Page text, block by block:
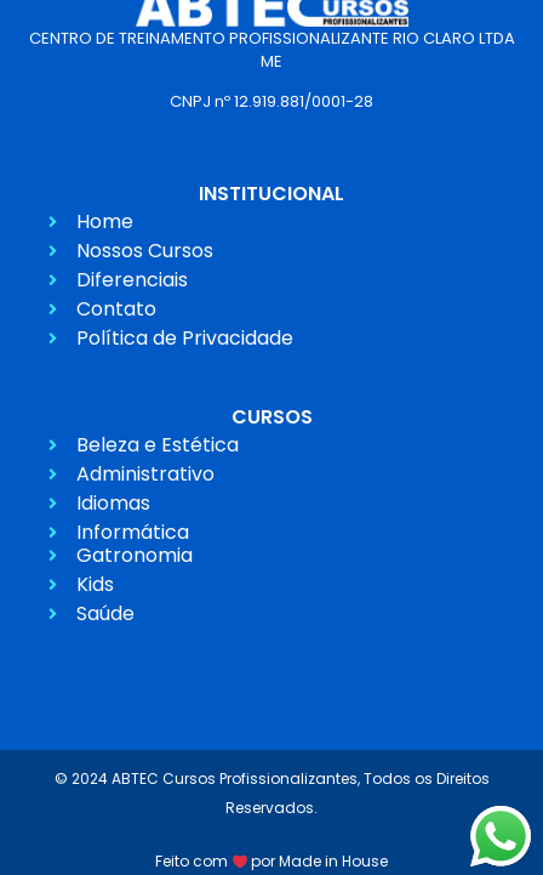
CENTRO DE TREINAMENTO PROFISSIONALIZANTE RIO CLARO LTDA
ME
CNPJ nº 12.919.881/0001-28
INSTITUCIONAL
Home
Nossos Cursos
Diferenciais
Contato
Política de Privacidade
CURSOS
Beleza e Estética
Administrativo
Idiomas
Informática
Gatronomia
Kids
Saúde
© 2024 ABTEC Cursos Profissionalizantes, Todos os Direitos
Reservados.
Feito com por Made in House